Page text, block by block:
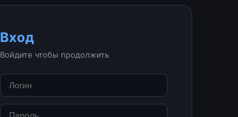
Вход
Войдите чтобы продолжить